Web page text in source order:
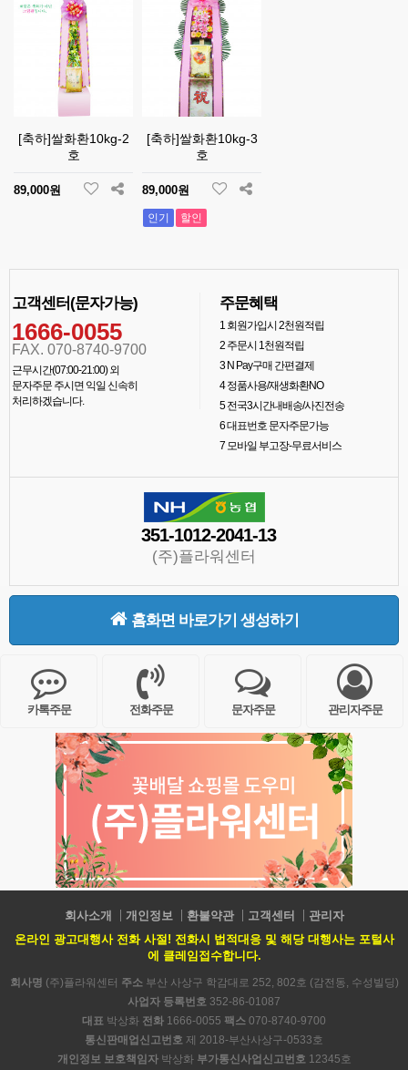
[축하]쌀화환10kg-2
호
89,000원
[축하]쌀화환10kg-3
호
89,000원
인기 할인
고객센터(문자가능)
1666-0055
FAX. 070-8740-9700
근무시간(07:00-21:00) 외
문자주문 주시면 익일 신속히
처리하겠습니다.
주문혜택
1 회원가입시 2천원적립
2주문시 1천원적립
3N Pay구매 간편결제
4정품사용/재생화환NO
5전국3시간내배송/사진전송
6대표번호 문자주문가능
7모바일 부고장-무료서비스
351-1012-2041-13
(주)플라워센터
홈화면 바로가기 생성하기
카톡주문 전화주문 문자주문 관리자주문
회사소개 개인정보 환불약관 고객센터
관리자
온라인 광고대행사 전화 사절! 전화시 법적대응 및 해당 대행사는 포털사
에 클레임접수합니다.
회사명 (주)플라워센터 주소 부산 사상구 학감대로 252, 802호 (감전동, 수성빌딩)
사업자 등록번호 352-86-01087
대표 박상화 전화 1666-0055 팩스 070-8740-9700
통신판매업신고번호 제 2018-부산사상구-0533호
개인정보 보호책임자박상화 부가통신사업신고번호 12345호